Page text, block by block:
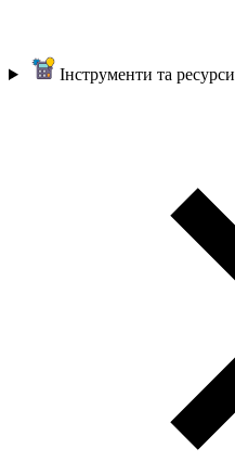
Інструменти та ресурси